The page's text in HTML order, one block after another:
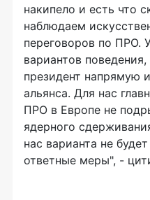
накипело и есть что
наблюдаем
переговоров по ПРО.
вариантов
президент напрямую
альянса. Для нас
ПРО в Европе не
ядерного
нас варианта не
ответные меры", -